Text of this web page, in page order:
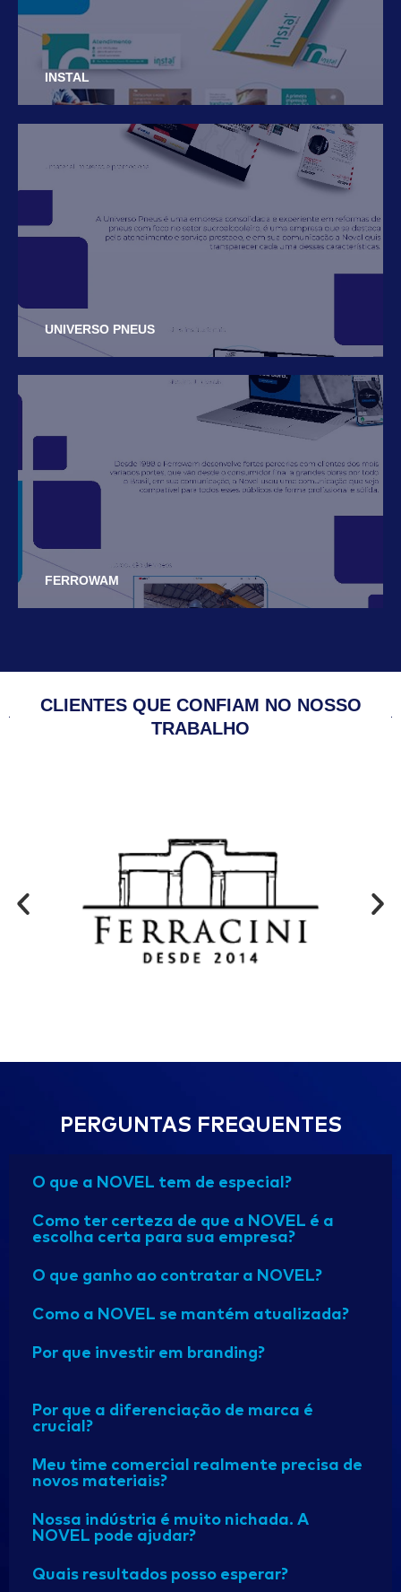
INSTAL
UNIVERSO PNEUS
FERROWAM
CLIENTES QUE CONFIAM NO NOSSO
TRABALHO
PERGUNTAS FREQUENTES
O que a NOVEL tem de especial?
Como ter certeza de que a NOVEL é a
escolha certa para sua empresa?
O que ganho ao contratar a NOVEL?
Como a NOVEL se mantém atualizada?
Por que investir em branding?
Por que a diferenciação de marca é
crucial?
Meu time comercial realmente precisa de
novos materiais?
Nossa indústria é muito nichada. A
NOVEL pode ajudar?
Quais resultados posso esperar?